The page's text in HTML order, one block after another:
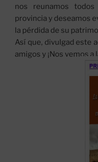
nos reunamos
provincia y deseamos
la pérdida de su
Así que, divulgad este
amigos y ¡Nos vemos a